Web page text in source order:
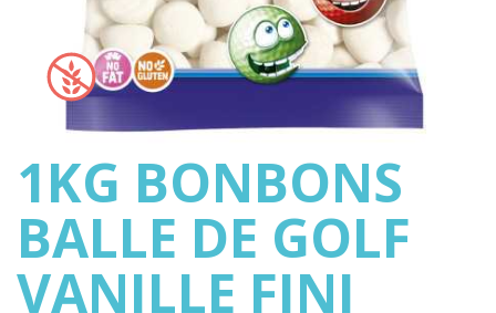
1KG BONBONS
BALLE DE GOLF
VANILLE FINI